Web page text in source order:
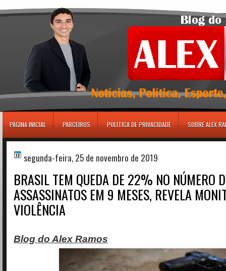
PÁGINA INICIAL PARCEIROS POLÍTICA DE PRIVACIDADE SOBRE ALEX
segunda-feira, 25 de novembro de 2019
BRASIL TEM QUEDA DE 22% NO NÚMERO
ASSASSINATOS EM 9 MESES, REVELA
VIOLÊNCIA
Blog do Alex Ramos